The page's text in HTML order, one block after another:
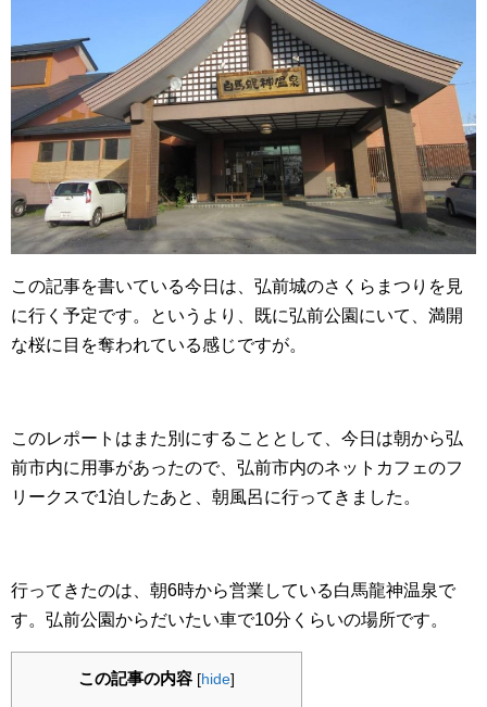
この記事を書いている今日は、弘前城のさくらまつりを見
に行く予定です。というより、既に弘前公園にいて、満開
な桜に目を奪われている感じですが。
このレポートはまた別にすることとして、今日は朝から弘
前市内に用事があったので、弘前市内のネットカフェのフ
リークスで1泊したあと、朝風呂に行ってきました。
行ってきたのは、朝6時から営業している白馬龍神温泉で
す。弘前公園からだいたい車で10分くらいの場所です。
この記事の内容 [hide]